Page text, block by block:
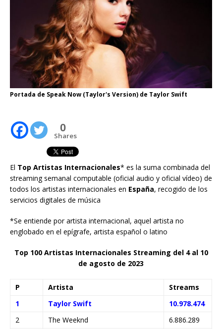
Portada de Speak Now (Taylor's Version) de Taylor Swift
0
Shares
El Top Artistas Internacionales* es la suma combinada del
streaming semanal computable (oficial audio y oficial vídeo) de
todos los artistas internacionales en España, recogido de los
servicios digitales de música
*Se entiende por artista internacional, aquel artista no
englobado en el epígrafe, artista español o latino
Top 100 Artistas Internacionales Streaming del 4 al 10
de agosto de 2023
P Artista
Streams
1
Taylor Swift
10.978.474
2
The Weeknd
6.886.289